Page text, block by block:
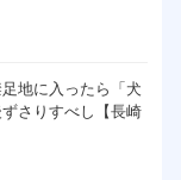
地に入ったら「犬
さりすべし【長崎